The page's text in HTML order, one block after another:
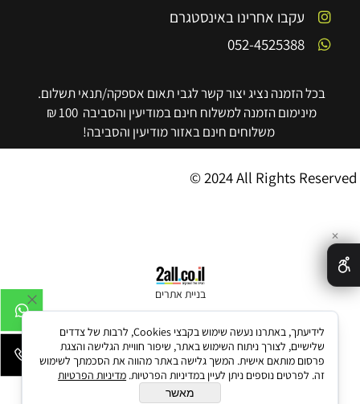
עקבו אחרינו באינסטגרם
052-4525388
בכל הזמנה נציג יצור קשר לגבי תאום אספקה/תנאי תשלום.
מינימום הזמנה למשלוח חינם במודיעין והסביבה 100 ₪
משלוחים חינם באזור מודיעין והסביבה!
© 2024 All Rights Reserved
בניית אתרים
✕
לידיעתך, באתרנו נעשה שימוש בקבצי Cookies, לרבות של צדדים
שלישיים, לצורך ניתוח השימוש באתר, שיפור חוויית הגלישה והצגת
פרסום מותאם אישית. המשך גלישה באתר מהווה את הסכמתך לשימוש
זה. לפרטים נוספים ניתן לעיין במדיניות הפרטיות. מדיניות הפרטיות
מאשר